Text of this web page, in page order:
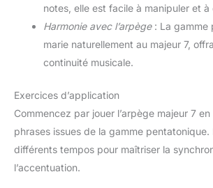
notes, elle est facile à manipuler et à
Harmonie avec l’arpège: La gamme
marie naturellement au majeur 7,
continuité musicale.
Exercices d’application
Commencez par jouer l’arpège majeur 7
phrases issues de la gamme
différents tempos pour maîtriser la
l’accentuation.